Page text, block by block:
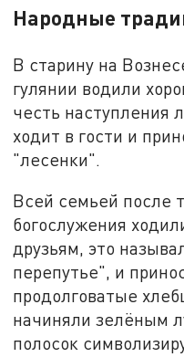
Народные
В старину на
гулянии водили
честь наступления
ходит в гости и
"лесенки".
Всей семьей после
богослужения
друзьям, это
перепутье", и
продолговатые
начиняли зелёным
полосок